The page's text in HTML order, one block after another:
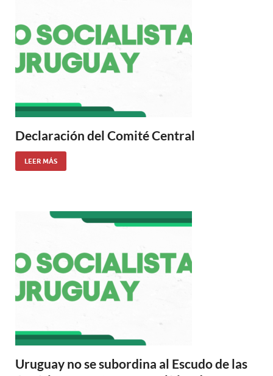
Declaración del Comité Central
LEER MÁS
Uruguay no se subordina al Escudo de las